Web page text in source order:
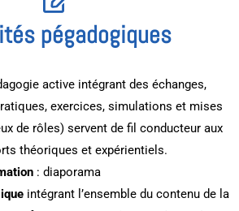
pégadogiques
active intégrant des échanges,
exercices, simulations et mises
de rôles) servent de fil conducteur aux
théoriques et expérientiels.
: diaporama
intégrant l’ensemble du contenu de la